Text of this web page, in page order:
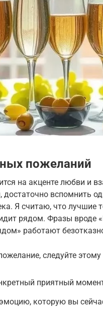
пожеланий
на акценте любви и
вспомнить
Я считаю, что
рядом. Фразы вроде
работают
следуйте
приятный
которую вы